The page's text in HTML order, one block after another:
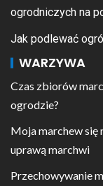
ogrodniczych na
Jak podlewać
WARZYWA
Czas zbiorów
ogrodzie?
Moja marchew się
uprawą marchwi
Przechowywanie